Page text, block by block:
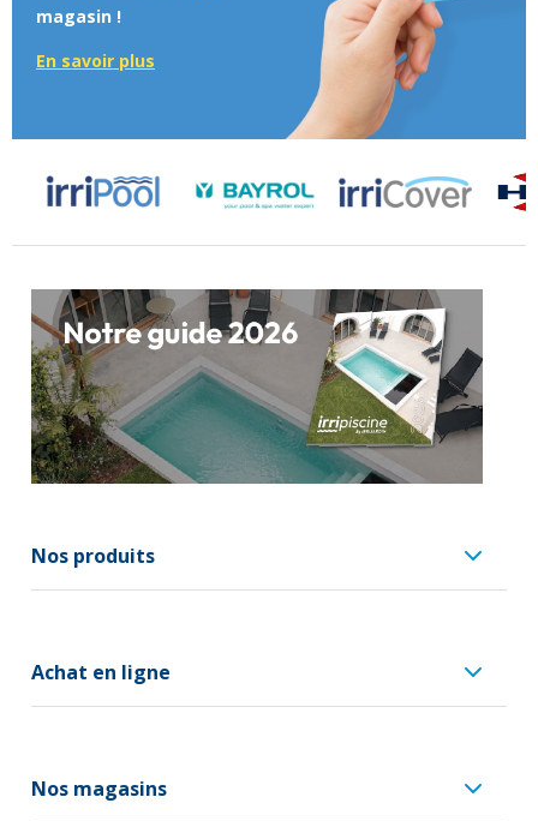
magasin !
En savoir plus
Nos produits
Achat en ligne
Nos magasins